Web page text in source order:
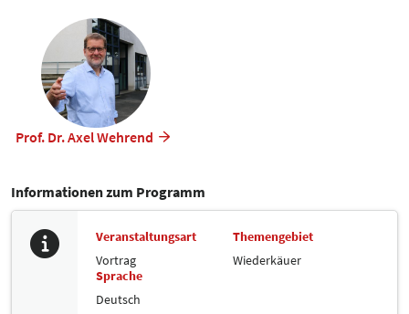
Prof. Dr. Axel Wehrend
Informationen zum Programm
Veranstaltungsart
Vortrag
Themengebiet
Wiederkäuer
Sprache
Deutsch